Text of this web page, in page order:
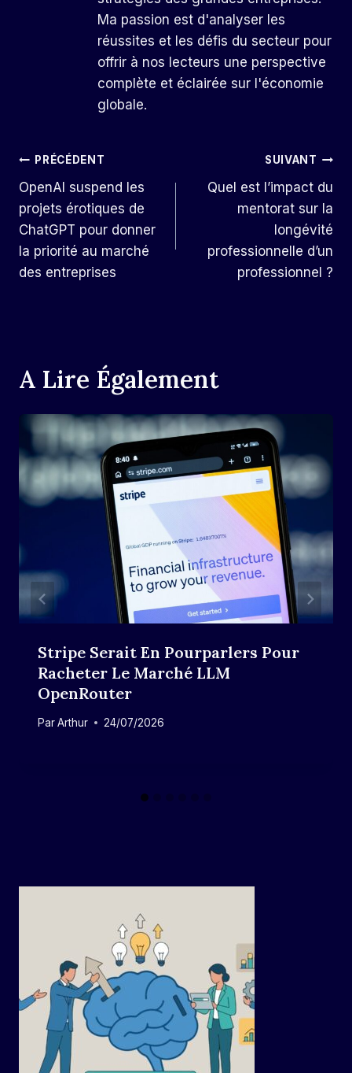
Ma passion est d'analyser les
réussites et les défis du secteur pour
offrir à nos lecteurs une perspective
complète et éclairée sur l'économie
globale.
Navigation
De
L’article
PRÉCÉDENT
OpenAI suspend les
projets érotiques de
ChatGPT pour donner
la priorité au marché
des entreprises
SUIVANT
Quel est l’impact du
mentorat sur la
longévité
professionnelle d’un
professionnel ?
A Lire Également
Stripe Serait En Pourparlers Pour
Racheter Le Marché LLM
OpenRouter
ParArthur 24/07/2026